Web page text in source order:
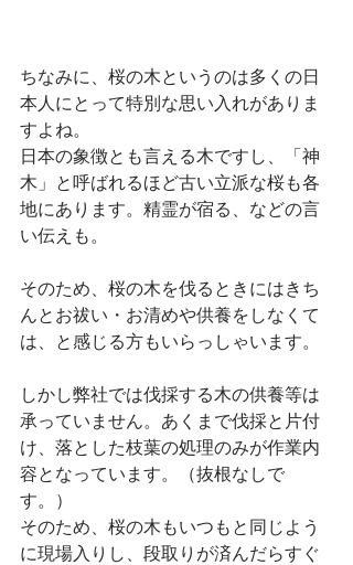
ちなみに、桜の木というのは多くの日
本人にとって特別な思い入れがありま
すよね。
日本の象徴とも言える木ですし、「神
木」と呼ばれるほど古い立派な桜も各
地にあります。精霊が宿る、などの言
い伝えも。
そのため、桜の木を伐るときにはきち
んとお祓い・お清めや供養をしなくて
は、と感じる方もいらっしゃいます。
しかし弊社では伐採する木の供養等は
承っていません。あくまで伐採と片付
け、落とした枝葉の処理のみが作業内
容となっています。（抜根なしで
す。）
そのため、桜の木もいつもと同じよう
に現場入りし、段取りが済んだらすぐ